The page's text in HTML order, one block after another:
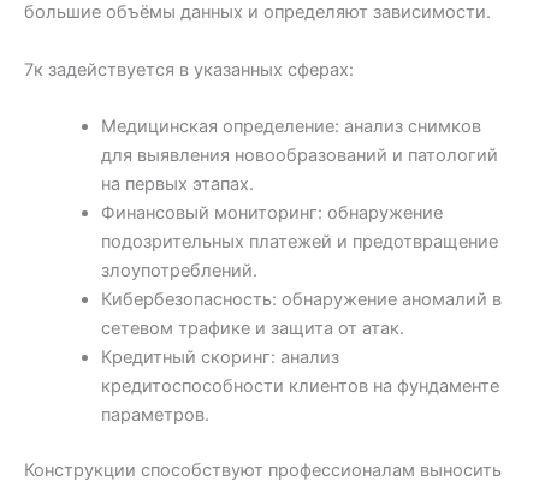
большие объёмы данных и определяют зависимости.
7к задействуется в указанных сферах:
Медицинская определение: анализ снимков
для выявления новообразований и патологий
на первых этапах.
Финансовый мониторинг: обнаружение
подозрительных платежей и предотвращение
злоупотреблений.
Кибербезопасность: обнаружение аномалий в
сетевом трафике и защита от атак.
Кредитный скоринг: анализ
кредитоспособности клиентов на фундаменте
параметров.
Конструкции способствуют профессионалам выносить